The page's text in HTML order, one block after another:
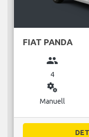
FIAT PANDA
group
4
miscellaneous_services
Manuell